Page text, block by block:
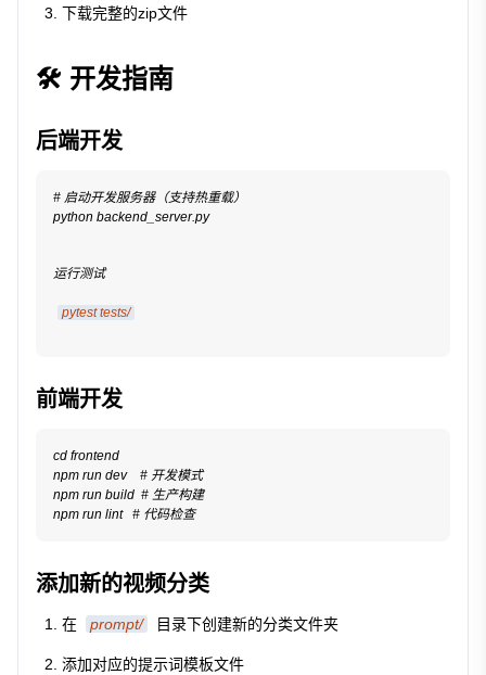
下载完整的zip文件
🛠️ 开发指南
后端开发
# 启动开发服务器（支持热重载）
python backend_server.py
运行测试
pytest tests/
前端开发
cd frontend
npm run dev    # 开发模式
npm run build  # 生产构建
npm run lint   # 代码检查
添加新的视频分类
在 prompt/ 目录下创建新的分类文件夹
添加对应的提示词模板文件